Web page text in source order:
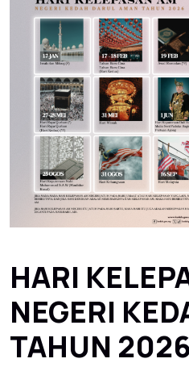
HARI
NEGERI
TAHUN